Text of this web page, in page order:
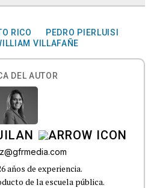
RICO
PEDRO PIERLUISI
VILLAFAÑE
DEL AUTOR
años de experiencia.
de la escuela pública.